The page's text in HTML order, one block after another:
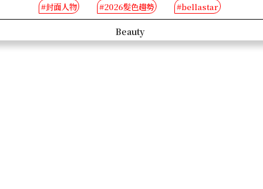
#封面人物 #2026髮色趨勢 #bellastar
Beauty